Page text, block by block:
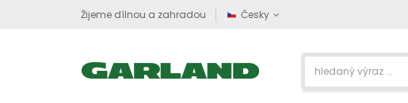
Žijeme dílnou a zahradou Česky